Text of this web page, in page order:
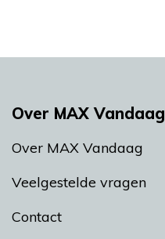
Over MAX Vandaag
Over MAX Vandaag
Veelgestelde vragen
Contact